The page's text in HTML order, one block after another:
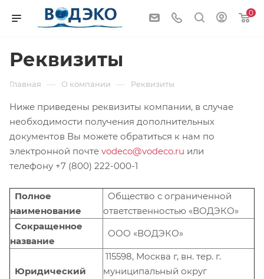
0
Реквизиты
Главная — О компании — Реквизиты
Ниже приведены реквизиты компании, в случае
необходимости получения дополнительных
документов Вы можете обратиться к нам по
электронной почте vodeco@vodeco.ru или
телефону +7 (800) 222-000-1
Полное
наименование
Общество с ограниченной
ответственностью «ВОДЭКО»
Сокращенное
название
ООО «ВОДЭКО»
Юридический
115598, Москва г, вн. тер. г.
муниципальный округ